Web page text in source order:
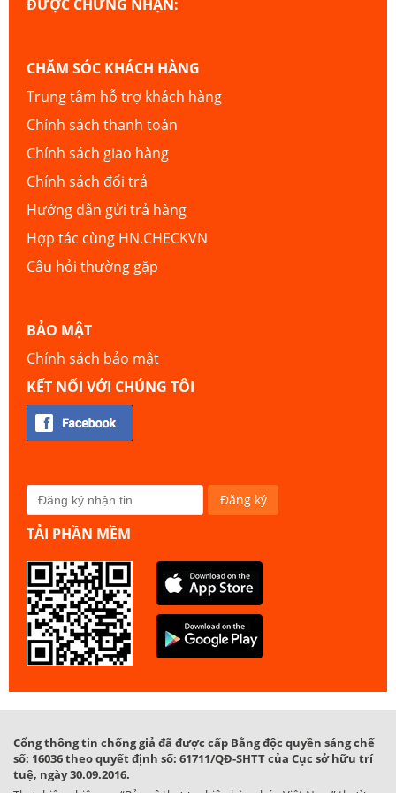
ĐƯỢC CHỨNG NHẬN:
CHĂM SÓC KHÁCH HÀNG
Trung tâm hỗ trợ khách hàng
Chính sách thanh toán
Chính sách giao hàng
Chính sách đổi trả
Hướng dẫn gửi trả hàng
Hợp tác cùng HN.CHECKVN
Câu hỏi thường gặp
BẢO MẬT
Chính sách bảo mật
KẾT NỐI VỚI CHÚNG TÔI
TẢI PHẦN MỀM
Cổng thông tin chống giả đã được cấp Bằng độc quyền sáng chế
số: 16036 theo quyết định số: 61711/QĐ-SHTT của Cục sở hữu trí
tuệ, ngày 30.09.2016.